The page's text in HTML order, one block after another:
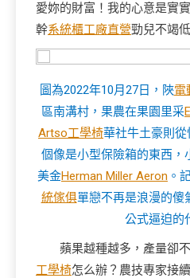
愛妳的財富！我的心意是實
幹系統櫃工廠直營勁兒不竭
圖為2022年10月27日，陜電
區南溝村，果農在果園里采
Artso工學椅華社牛土豪則
個像是小型保險箱的東西，
美金Herman Miller Aeron 。
統傢俱單戀不再是浪漫的傻
公式逼迫的
蘋果越種越多，產量卻
工學椅怎么辦？農技專家接